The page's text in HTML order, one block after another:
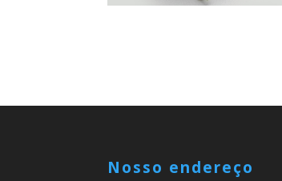
Nosso endereço